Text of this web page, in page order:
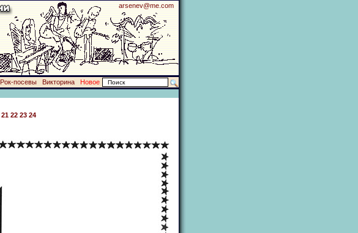
arsenev@me.com
Рок-посевы Викторина
Новое
21 22 23 24